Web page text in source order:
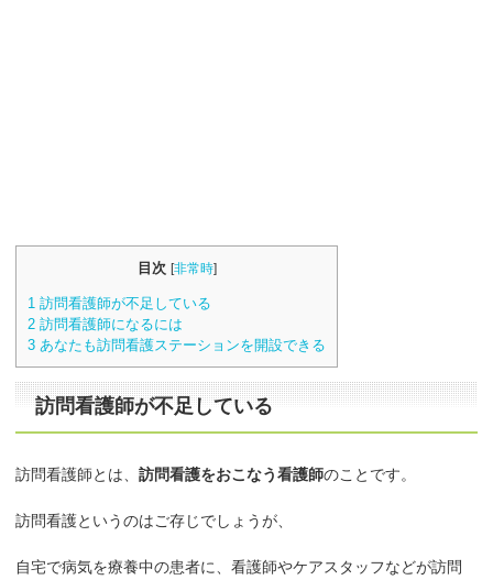
目次 [非常時]
1 訪問看護師が不足している
2 訪問看護師になるには
3 あなたも訪問看護ステーションを開設できる
訪問看護師が不足している
訪問看護師とは、訪問看護をおこなう看護師のことです。
訪問看護というのはご存じでしょうが、
自宅で病気を療養中の患者に、看護師やケアスタッフなどが訪問